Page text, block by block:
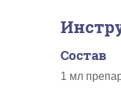
Состав
1 мл